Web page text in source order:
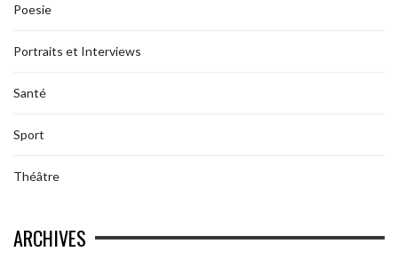
Poesie
Portraits et Interviews
Santé
Sport
Théâtre
ARCHIVES